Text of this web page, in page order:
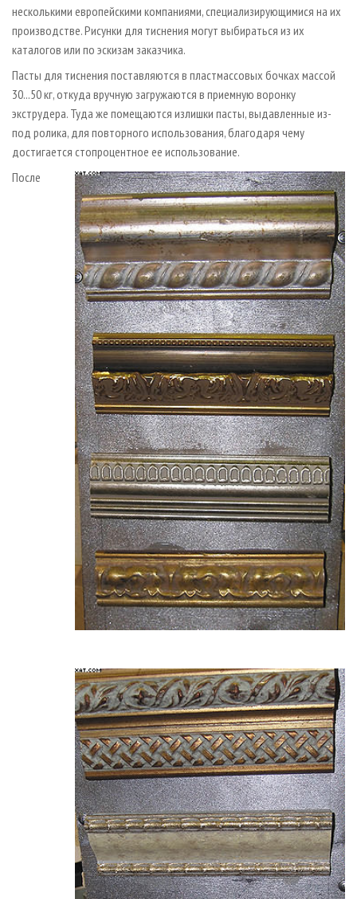
несколькими европейскими компаниями, специализирующимися на их
производстве. Рисунки для тиснения могут выбираться из их
каталогов или по эскизам заказчика.
Пасты для тиснения поставляются в пластмассовых бочках массой
30...50 кг, откуда вручную загружаются в приемную воронку
экструдера. Туда же помещаются излишки пасты, выдавленные из­
под ролика, для повторного использования, благодаря чему
достигается стопроцентное ее использование.
После